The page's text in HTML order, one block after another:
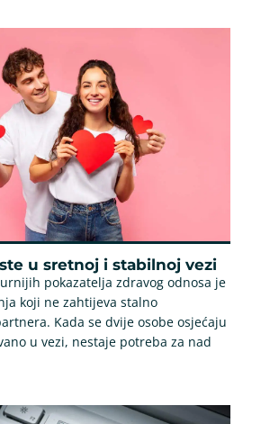
u sretnoj i stabilnoj vezi
pokazatelja zdravog odnosa je
koji ne zahtijeva stalno
Kada se dvije osobe osjećaju
u vezi, nestaje potreba za nad